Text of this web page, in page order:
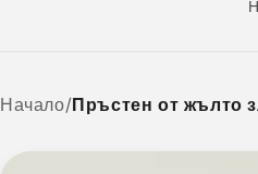
Начало/Пръстен от жълто